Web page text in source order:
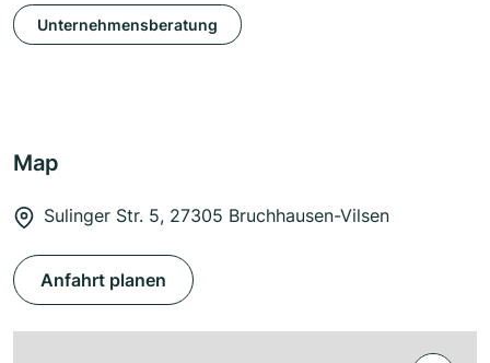
Unternehmensberatung
Map
Sulinger Str. 5, 27305 Bruchhausen-Vilsen
Anfahrt planen